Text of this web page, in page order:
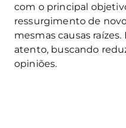
com o principal
ressurgimento de
mesmas causas
atento, buscando
opiniões.